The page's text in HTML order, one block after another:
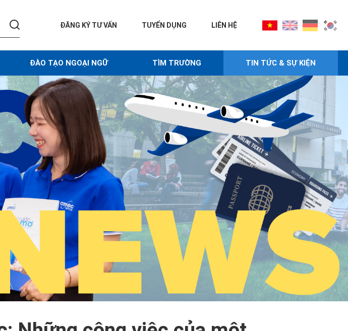
ĐĂNG KÝ TƯ VẤN TUYỂN DỤNG LIÊN HỆ
ĐÀO TẠO NGOẠI NGỮ TÌM TRƯỜNG TIN TỨC & SỰ KIỆN